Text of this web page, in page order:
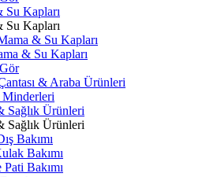
Kapları
Kapları
& Su Kapları
& Su Kapları
& Araba Ürünleri
Sağlık Ürünleri
Sağlık Ürünleri
Bakımı
Bakımı
Bakımı